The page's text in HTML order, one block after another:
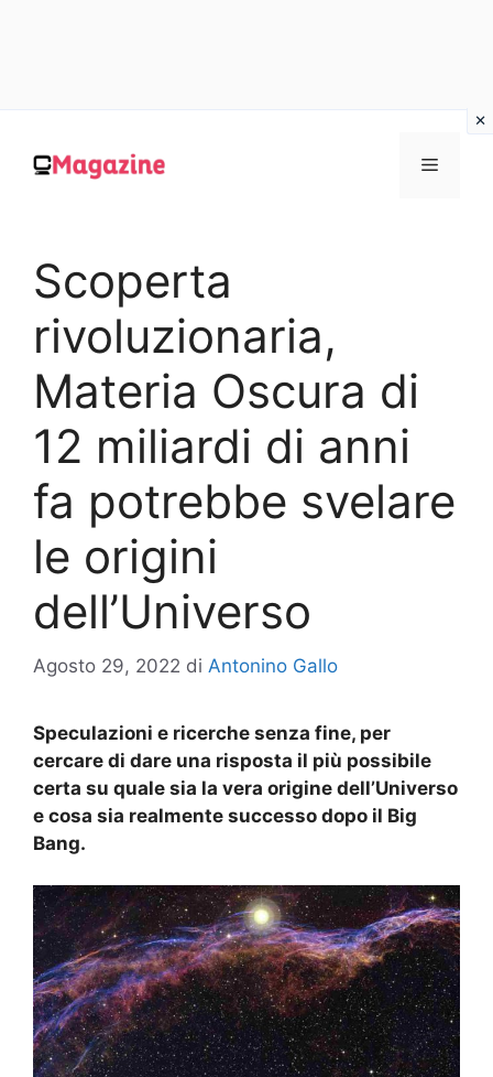
contenuto
MENU
Scoperta
rivoluzionaria,
Materia Oscura di
12 miliardi di anni
fa potrebbe svelare
le origini
dell’Universo
Agosto 29, 2022 di Antonino Gallo
Speculazioni e ricerche senza fine, per
cercare di dare una risposta il più possibile
certa su quale sia la vera origine dell’Universo
e cosa sia realmente successo dopo il Big
Bang.